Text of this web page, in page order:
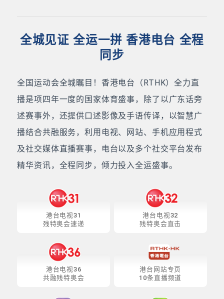
全城见证 全运一拼 香港电台 全程
同步
全国运动会全城瞩目！香港电台（RTHK）全力直
播是项四年一度的国家体育盛事，除了以广东话旁
述赛事外，还提供口述影像及手语传译，以智慧广
播结合共融服务，利用电视、网站、手机应用程式
及社交媒体直播赛事，电台以及多个社交平台发布
精华资讯，全程同步，倾力投入全运盛事。
港台电视31
残特奥会速递
港台电视32
残特奥会直击
港台电视36
共融残特奥会
港台网站专页
10条直播频道